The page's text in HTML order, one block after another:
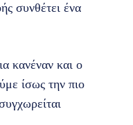
συνθέτει ένα
κανέναν και ο
ίσως την πιο